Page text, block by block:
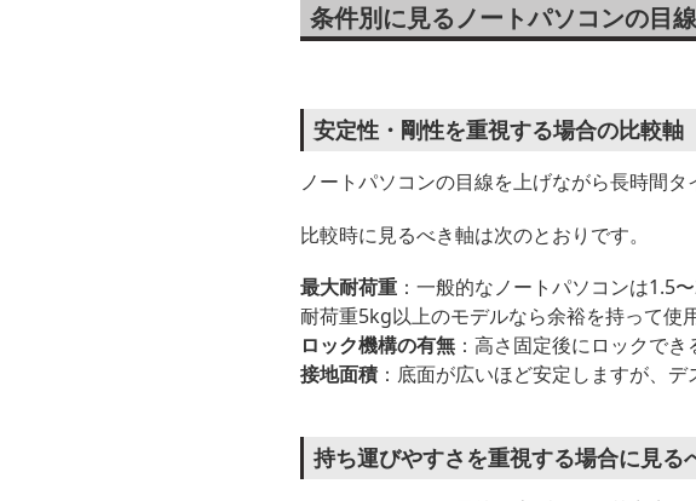
条件別に見るノートパソコンの目
安定性・剛性を重視する場合の比較軸
ノートパソコンの目線を上げながら長時間
比較時に見るべき軸は次のとおりです。
最大耐荷重 ：一般的なノートパソコンは1.5〜
耐荷重5kg以上のモデルなら余裕を持って使
ロック機構の有無 ：高さ固定後にロックで
接地面積 ：底面が広いほど安定しますが、
持ち運びやすさを重視する場合に見る